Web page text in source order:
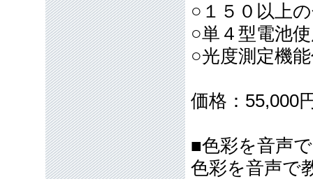
○１５０以上
○単４型電池
○光度測定機
価格：55,000
■色彩を音声
色彩を音声で